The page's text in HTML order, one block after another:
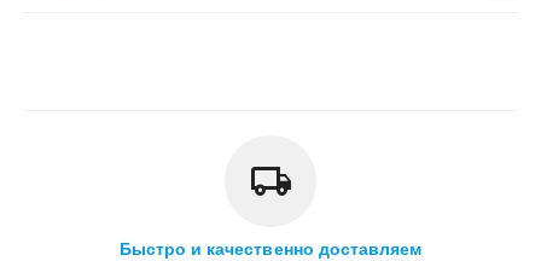
Быстро и качественно доставляем